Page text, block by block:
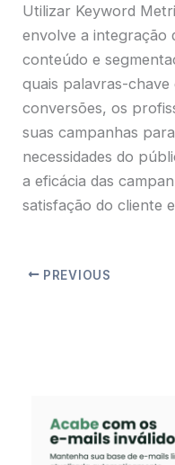
Utilizar Keyword
envolve a integração
conteúdo e
quais palavras-chave
conversões, os
suas campanhas
necessidades do
a eficácia das
satisfação do cliente
PREVIOUS